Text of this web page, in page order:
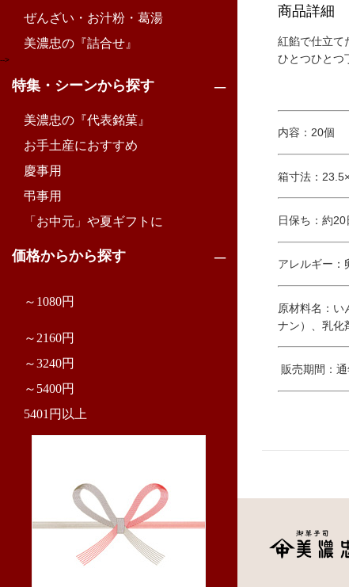
ぜんざい・お汁粉・葛湯
美濃忠の『詰合せ』
-->
特集・シーンから探す
美濃忠の『代表銘菓』
お手土産におすすめ
慶事用
弔事用
「お中元」や夏ギフトに
価格からから探す
～1080円
～2160円
～3240円
～5400円
5401円以上
商品詳細
紅餡で仕立て
ひとつひとつ
内容：20個
箱寸法：
日保ち：約20
アレルギー：
原材料名：
ナン）、乳化
販売期間：